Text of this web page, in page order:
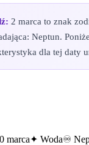
2 marca to znak
Neptun.
dla tej daty
marca✦ Woda♾